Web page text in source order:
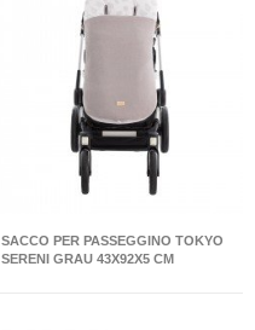
SACCO PER PASSEGGINO TOKYO
SERENI GRAU 43X92X5 CM